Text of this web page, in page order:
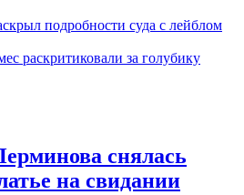
подробности суда с лейблом
раскритиковали за голубику
снялась
на свидании